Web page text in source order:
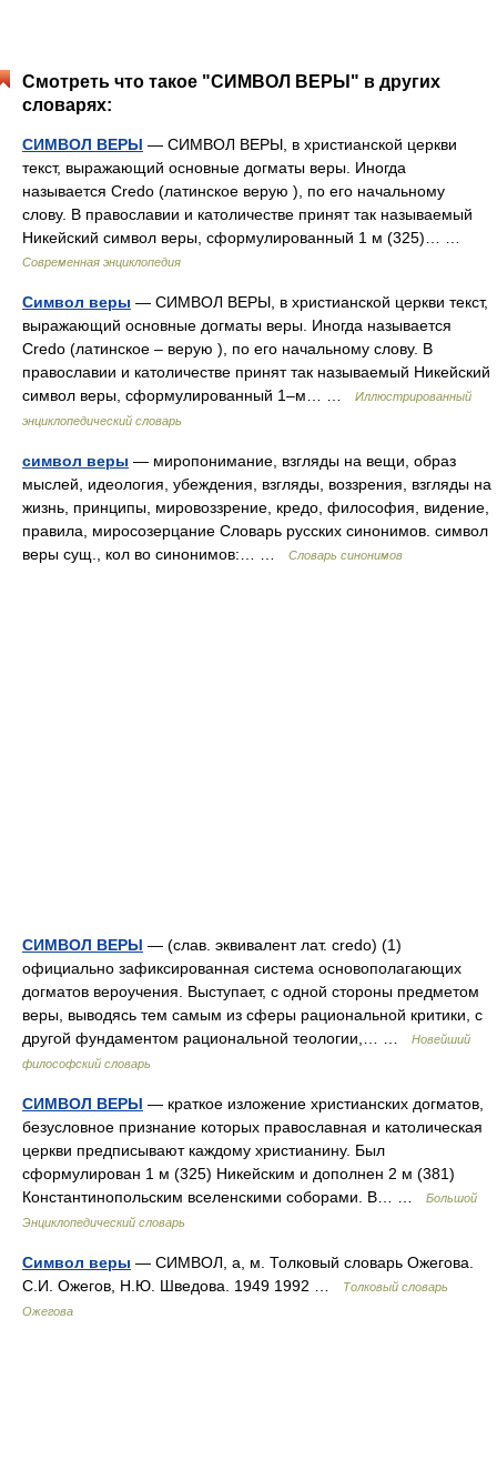
Смотреть что такое "СИМВОЛ ВЕРЫ" в других
словарях:
СИМВОЛ ВЕРЫ — СИМВОЛ ВЕРЫ, в христианской церкви
текст, выражающий основные догматы веры. Иногда
называется Credo (латинское верую ), по его начальному
слову. В православии и католичестве принят так называемый
Никейский символ веры, сформулированный 1 м (325)… …
Современная энциклопедия
Символ веры — СИМВОЛ ВЕРЫ, в христианской церкви текст,
выражающий основные догматы веры. Иногда называется
Credo (латинское – верую ), по его начальному слову. В
православии и католичестве принят так называемый Никейский
символ веры, сформулированный 1–м… …
Иллюстрированный
энциклопедический словарь
символ веры — миропонимание, взгляды на вещи, образ
мыслей, идеология, убеждения, взгляды, воззрения, взгляды на
жизнь, принципы, мировоззрение, кредо, философия, видение,
правила, миросозерцание Словарь русских синонимов. символ
веры сущ., кол во синонимов:… …
Словарь синонимов
СИМВОЛ ВЕРЫ — (слав. эквивалент лат. credo) (1)
официально зафиксированная система основополагающих
догматов вероучения. Выступает, с одной стороны предметом
веры, выводясь тем самым из сферы рациональной критики, с
другой фундаментом рациональной теологии,… …
Новейший
философский словарь
СИМВОЛ ВЕРЫ — краткое изложение христианских догматов,
безусловное признание которых православная и католическая
церкви предписывают каждому христианину. Был
сформулирован 1 м (325) Никейским и дополнен 2 м (381)
Константинопольским вселенскими соборами. В… …
Большой
Энциклопедический словарь
Символ веры — СИМВОЛ, а, м. Толковый словарь Ожегова.
С.И. Ожегов, Н.Ю. Шведова. 1949 1992 …
Толковый словарь
Ожегова